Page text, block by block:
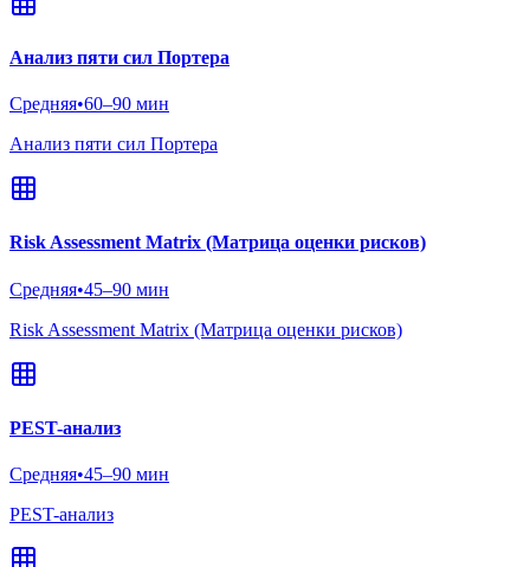
Анализ пяти сил Портера
Средняя•60–90 мин
Анализ пяти сил Портера
Risk Assessment Matrix (Матрица оценки рисков)
Средняя•45–90 мин
Risk Assessment Matrix (Матрица оценки рисков)
PEST-анализ
Средняя•45–90 мин
PEST-анализ